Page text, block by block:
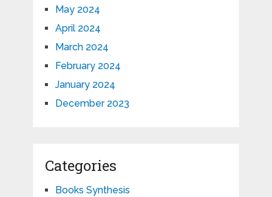
May 2024
April 2024
March 2024
February 2024
January 2024
December 2023
Categories
Books Synthesis